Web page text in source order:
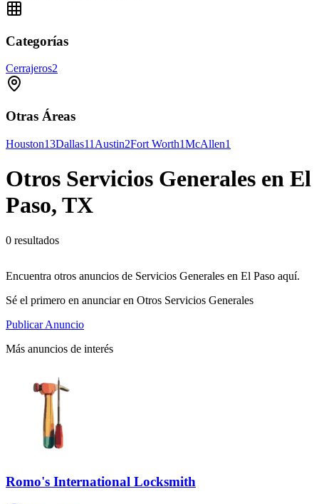
Categorías
Cerrajeros2
Otras Áreas
Houston13Dallas11 Austin2Fort Worth1McAllen1
Otros Servicios Generales en El
Paso, TX
0 resultados
Encuentra otros anuncios de Servicios Generales en El Paso aquí.
Sé el primero en anunciar en Otros Servicios Generales
Publicar Anuncio
Más anuncios de interés
Romo's International Locksmith